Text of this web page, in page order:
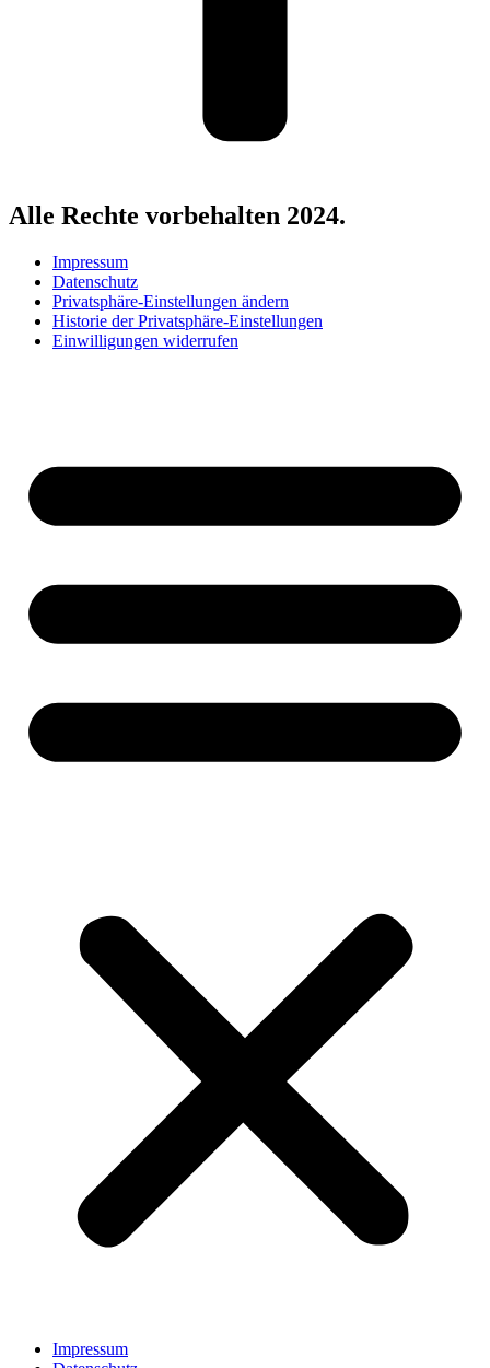
Alle Rechte vorbehalten 2024.
Impressum
Datenschutz
Privatsphäre-Einstellungen ändern
Historie der Privatsphäre-Einstellungen
Einwilligungen widerrufen
Impressum